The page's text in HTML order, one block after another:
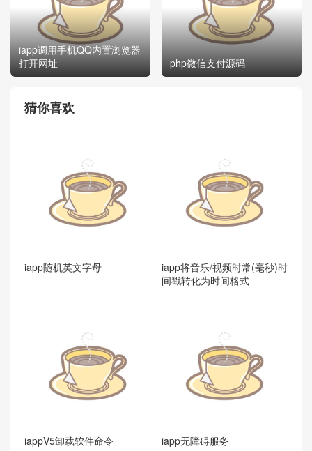
iapp调用手机QQ内置浏览器
打开网址
php微信支付源码
猜你喜欢
iapp随机英文字母
iapp将音乐/视频时常(毫秒)时
间戳转化为时间格式
iappV5卸载软件命令 iapp无障碍服务